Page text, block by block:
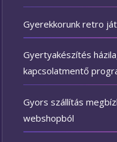
Gyerekkorunk retro
Gyertyakészítés
kapcsolatmentő
Gyors szállítás
webshopból